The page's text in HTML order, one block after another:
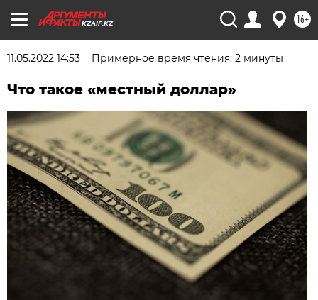
KZAIF.KZ 16+
11.05.2022 14:53 Примерное время чтения: 2 минуты
Что такое «местный доллар»